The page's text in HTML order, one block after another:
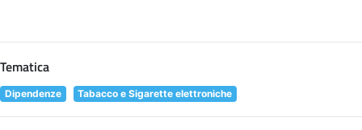
Tematica
Dipendenze Tabacco e Sigarette elettroniche